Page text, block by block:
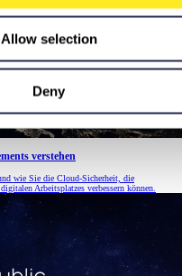
Allow selection
Deny
verstehen
wie Sie die Cloud-Sicherheit, die
Arbeitsplatzes verbessern können.